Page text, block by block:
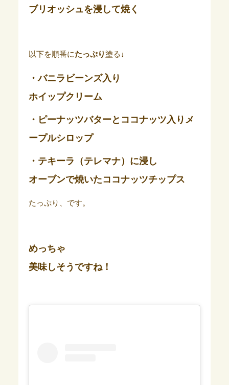
ブリオッシュを浸して焼く
以下を順番にたっぷり塗る↓
・バニラビーンズ入り
ホイップクリーム
・ピーナッツバターとココナッツ入りメ
ープルシロップ
・テキーラ（テレマナ）に浸し
オーブンで焼いたココナッツチップス
たっぷり、です。
めっちゃ
美味しそうですね！